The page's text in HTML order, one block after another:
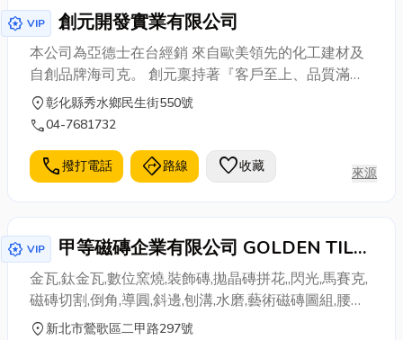
award_star VIP 創元開發實業有限公司
本公司為亞德士在台經銷 來自歐美領先的化工建材及
自創品牌海司克。 創元稟持著『客戶至上、品質滿
意』的宗旨， 為客戶打造了專業的團隊，進一步為客
戶執行一條龍的服務。
location_on彰化縣秀水鄉民生街550號
call04-7681732
call撥打電話 directions路線 favorite收藏 來源
award_star VIP
甲等磁磚企業有限公司 GOLDEN TILE
BUSINESS CO., LTD
金瓦,鈦金瓦,數位窯燒,裝飾磚,拋晶磚拼花,,閃光,馬賽克,
磁磚切割,倒角,導圓,斜邊,刨溝,水磨,藝術磁磚圖組,腰帶
磚,噴砂
location_on新北市鶯歌區二甲路297號